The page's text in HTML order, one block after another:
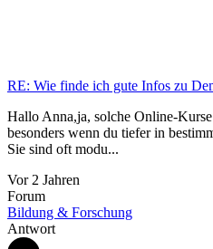
RE: Wie finde ich gute Infos zu
Hallo Anna,ja, solche Online-
besonders wenn du tiefer in
Sie sind oft modu...
Vor 2 Jahren
Forum
Bildung & Forschung
Antwort